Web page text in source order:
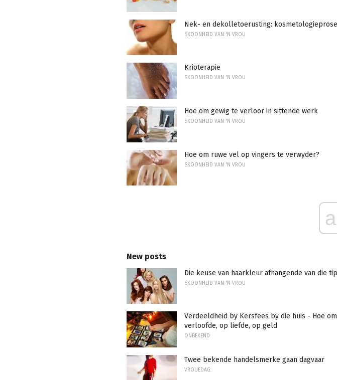
Nek- en dekolletoerusting:
SKOONHEID VAN 'N VROU
Krioterapie
SKOONHEID VAN 'N VROU
Hoe om gewig te verloor in sittende werk
SKOONHEID VAN 'N VROU
Hoe om ruwe vel op vingers te verwyder?
SKOONHEID VAN 'N VROU
New posts
Die keuse van haarkleur afhangende van die
SKOONHEID VAN 'N VROU
Verdeeldheid by Kersfees by die huis - Hoe
verloofde, op liefde, op geld
ONBEKEND
Twee bekende handelsmerke gaan dagvaar
VROUEDAG